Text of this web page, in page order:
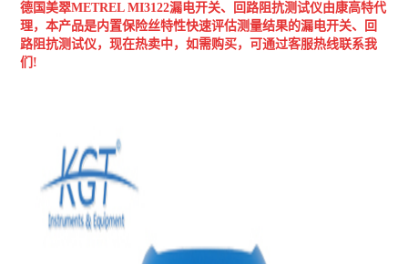
德国美翠METREL MI3122漏电开关、回路阻抗测试仪由康高特代
理，本产品是内置保险丝特性快速评估测量结果的漏电开关、回
路阻抗测试仪，现在热卖中，如需购买，可通过客服热线联系我
们!